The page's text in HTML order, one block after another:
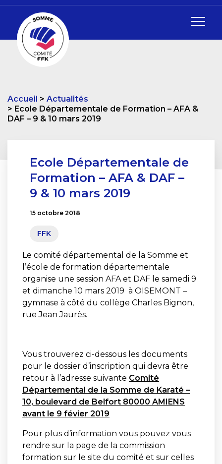
Accueil
Actualités
Ecole Départementale de Formation – AFA &
DAF – 9 & 10 mars 2019
Ecole Départementale de
Formation – AFA & DAF –
9 & 10 mars 2019
15 octobre 2018
FFK
Le comité départemental de la Somme et
l’école de formation départementale
organise une session AFA et DAF le samedi 9
et dimanche 10 mars 2019 à OISEMONT –
gymnase à côté du collège Charles Bignon,
rue Jean Jaurès.
Vous trouverez ci-dessous les documents
pour le dossier d’inscription qui devra être
retour à l’adresse suivante Comité
Départemental de la Somme de Karaté –
10, boulevard de Belfort 80000 AMIENS
avant le 9 févier 2019
Pour plus d’information vous pouvez vous
rendre sur la page de la commission
formation sur le site du comité et sur celles